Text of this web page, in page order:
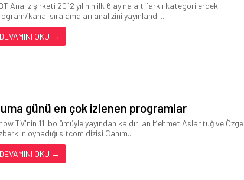
Analiz şirketi 2012 yılının ilk 6 ayına ait farklı kategorilerdeki
kanal sıralamaları analizini yayınlandı....
DEVAMINI OKU →
günü en çok izlenen programlar
TV'nin 11. bölümüyle yayından kaldırılan Mehmet Aslantuğ ve Özge
oynadığı sitcom dizisi Canım...
DEVAMINI OKU →